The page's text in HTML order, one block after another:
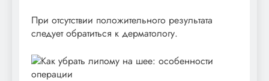
При отсутствии положительного результата
следует обратиться к дерматологу.